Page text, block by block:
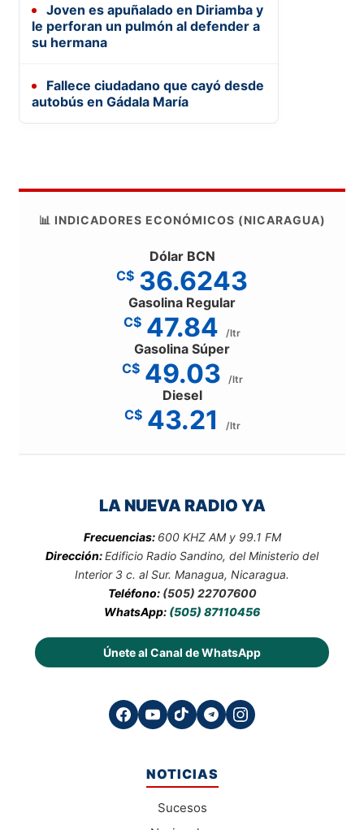
Joven es apuñalado en Diriamba y
le perforan un pulmón al defender a
su hermana
Fallece ciudadano que cayó desde
autobús en Gádala María
📊 INDICADORES ECONÓMICOS (NICARAGUA)
Dólar BCN
C$ 36.6243
Gasolina Regular
C$ 47.84 /ltr
Gasolina Súper
C$ 49.03 /ltr
Diesel
C$ 43.21 /ltr
LA NUEVA RADIO YA
Frecuencias: 600 KHZ AM y 99.1 FM
Dirección:Edificio Radio Sandino, del Ministerio del
Interior 3 c. al Sur. Managua, Nicaragua.
Teléfono: (505) 22707600
WhatsApp: (505) 87110456
Únete al Canal de WhatsApp
NOTICIAS
Sucesos